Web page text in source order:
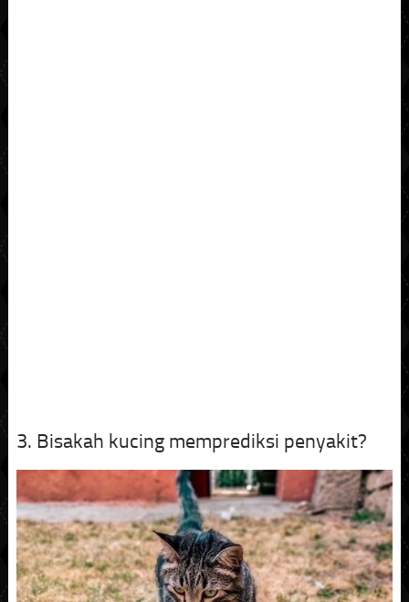
3. Bisakah kucing memprediksi penyakit?